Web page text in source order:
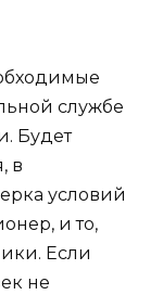
службе
Будет
в
условий
и то,
Если
не